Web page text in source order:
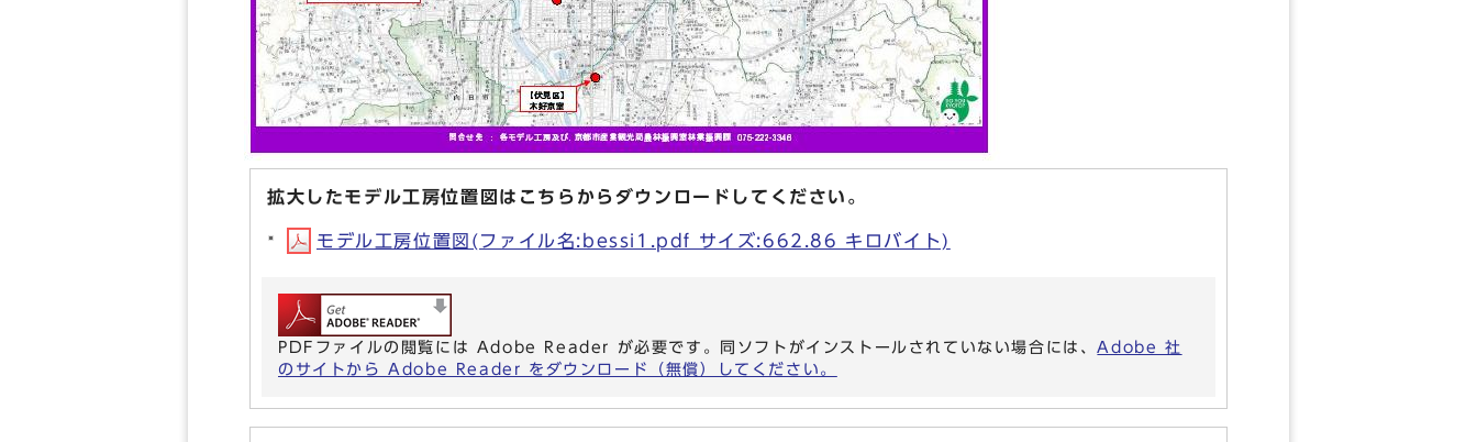
拡大したモデル工房位置図はこちらからダウンロードしてください。
モデル工房位置図(ファイル名:bessi1.pdf サイズ:662.86 キロバイト)
PDFファイルの閲覧には Adobe Reader が必要です。同ソフトがインストールされていない場合には、Adobe 社
のサイトから Adobe Reader をダウンロード（無償）してください。